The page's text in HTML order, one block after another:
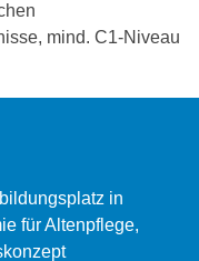
mind. C1-Niveau
in
für Altenpflege,